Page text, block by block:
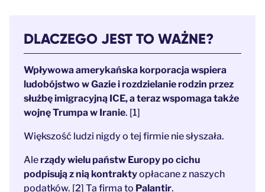
DLACZEGO JEST TO WAŻNE?
Wpływowa amerykańska korporacja wspiera
ludobójstwo w Gazie i rozdzielanie rodzin przez
służbę imigracyjną ICE, a teraz wspomaga także
wojnę Trumpa w Iranie. [1]
Większość ludzi nigdy o tej firmie nie słyszała.
Alerządy wielu państw Europy po cichu
podpisują z nią kontraktyopłacane z naszych
podatków. [2] Ta firma to Palantir.